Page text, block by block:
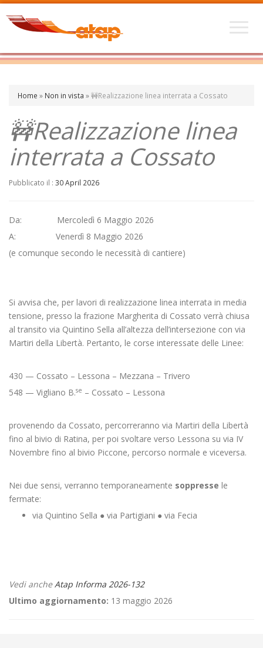
Home » Non in vista »🚧Realizzazione linea interrata a Cossato
🚧Realizzazione linea
interrata a Cossato
Pubblicato il : 30 April 2026
Da: Mercoledì 6 Maggio 2026
A: Venerdì 8 Maggio 2026
(e comunque secondo le necessità di cantiere)
Si avvisa che, per lavori di realizzazione linea interrata in media
tensione, presso la frazione Margherita di Cossato verrà chiusa
al transito via Quintino Sella all’altezza dell’intersezione con via
Martiri della Libertà. Pertanto, le corse interessate delle Linee:
430 — Cossato – Lessona – Mezzana – Trivero
548 — Vigliano B.se – Cossato – Lessona
provenendo da Cossato, percorreranno via Martiri della Libertà
fino al bivio di Ratina, per poi svoltare verso Lessona su via IV
Novembre fino al bivio Piccone, percorso normale e viceversa.
Nei due sensi, verranno temporaneamente soppresse le
fermate:
via Quintino Sella ● via Partigiani ● via Fecia
Vedi ancheAtap Informa 2026-132
Ultimo aggiornamento: 13 maggio 2026